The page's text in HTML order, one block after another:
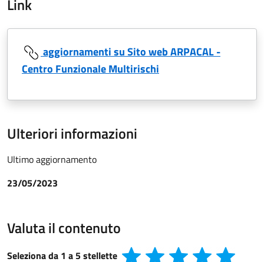
Link
aggiornamenti su Sito web ARPACAL -
Centro Funzionale Multirischi
Ulteriori informazioni
Ultimo aggiornamento
23/05/2023
Valuta il contenuto
Seleziona da 1 a 5 stellette